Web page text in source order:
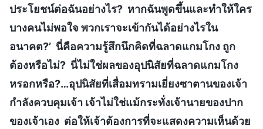
ประโยชน์ต่อฉันอย่างไร? หากฉันพูดขึ้นและทำให้ใคร
บางคนไม่พอใจ พวกเราจะเข้ากันได้อย่างไรใน
อนาคต?’ นี่คือความรู้สึกนึกคิดที่ฉลาดแกมโกง ถูก
ต้องหรือไม่? นี่ไม่ใช่ผลของอุปนิสัยที่ฉลาดแกมโกง
หรอกหรือ?…อุปนิสัยที่เสื่อมทรามเยี่ยงซาตานของเจ้า
กำลังควบคุมเจ้า เจ้าไม่ใช่แม้กระทั่งเจ้านายของปาก
ของเจ้าเอง ต่อให้เจ้าต้องการที่จะแสดงความเห็นด้วย